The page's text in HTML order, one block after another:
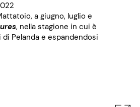
a giugno, luglio e
, nella stagione in cui è
di Pelanda e espandendosi